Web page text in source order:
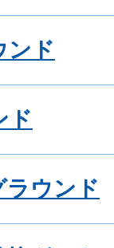
ンド
ド
ラウンド